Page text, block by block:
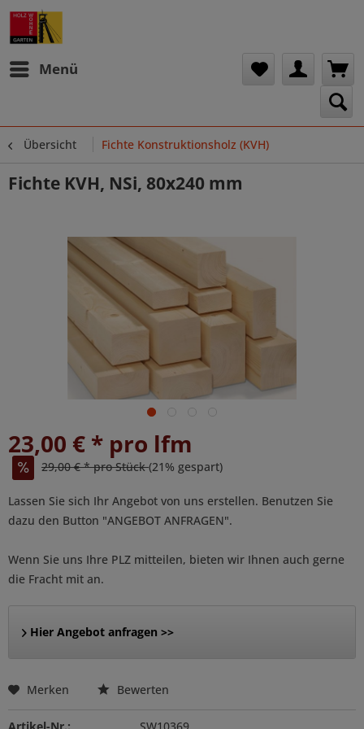
Menü
Übersicht Fichte Konstruktionsholz (KVH)
Fichte KVH, NSi, 80x240 mm
23,00 € * pro lfm
29,00 € * pro Stück(21% gespart)
Lassen Sie sich Ihr Angebot von uns erstellen. Benutzen Sie
dazu den Button "ANGEBOT ANFRAGEN".
Wenn Sie uns Ihre PLZ mitteilen, bieten wir Ihnen auch gerne
die Fracht mit an.
Hier Angebot anfragen >>
Merken Bewerten